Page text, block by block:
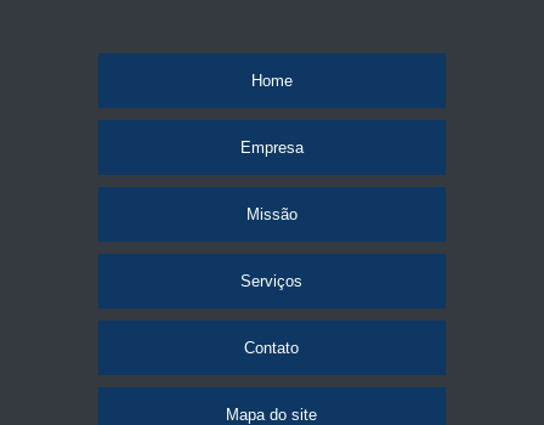
Home
Empresa
Missão
Serviços
Contato
Mapa do site